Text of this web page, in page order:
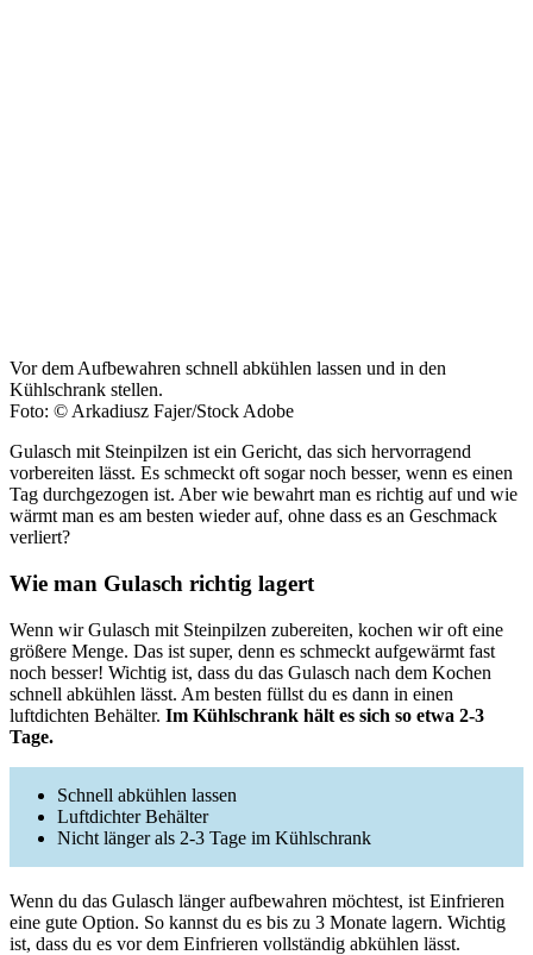
Vor dem Aufbewahren schnell abkühlen lassen und in den
Kühlschrank stellen.
Foto: © Arkadiusz Fajer/Stock Adobe
Gulasch mit Steinpilzen ist ein Gericht, das sich hervorragend
vorbereiten lässt. Es schmeckt oft sogar noch besser, wenn es einen
Tag durchgezogen ist. Aber wie bewahrt man es richtig auf und wie
wärmt man es am besten wieder auf, ohne dass es an Geschmack
verliert?
Wie man Gulasch richtig lagert
Wenn wir Gulasch mit Steinpilzen zubereiten, kochen wir oft eine
größere Menge. Das ist super, denn es schmeckt aufgewärmt fast
noch besser! Wichtig ist, dass du das Gulasch nach dem Kochen
schnell abkühlen lässt. Am besten füllst du es dann in einen
luftdichten Behälter. Im Kühlschrank hält es sich so etwa 2-3
Tage.
Schnell abkühlen lassen
Luftdichter Behälter
Nicht länger als 2-3 Tage im Kühlschrank
Wenn du das Gulasch länger aufbewahren möchtest, ist Einfrieren
eine gute Option. So kannst du es bis zu 3 Monate lagern. Wichtig
ist, dass du es vor dem Einfrieren vollständig abkühlen lässt.